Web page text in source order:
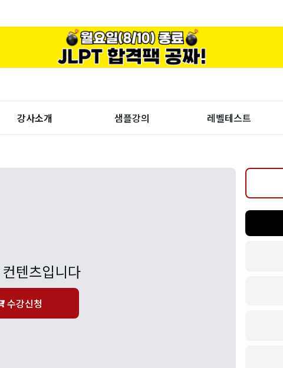
강사소개 샘플강의 레벨테스트
텐츠입니다
수강신청